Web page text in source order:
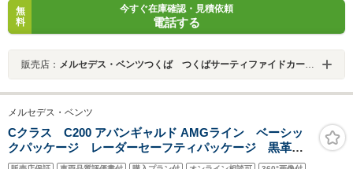
無
料
今すぐ在庫確認・見積依頼
電話する
販売店： メルセデス・ベンツつくば つくばサーティファイドカーセンター
メルセデス・ベンツ
Cクラス C200 アバンギャルド AMGライン ベーシッ
クパッケージ レーダーセーフティパッケージ 黒革シ
ート パワーシート シートヒーター バックカメラ